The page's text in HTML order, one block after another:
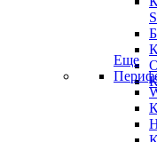
Еще